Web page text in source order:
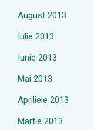
August 2013
Iulie 2013
Iunie 2013
Mai 2013
Aprilieie 2013
Martie 2013